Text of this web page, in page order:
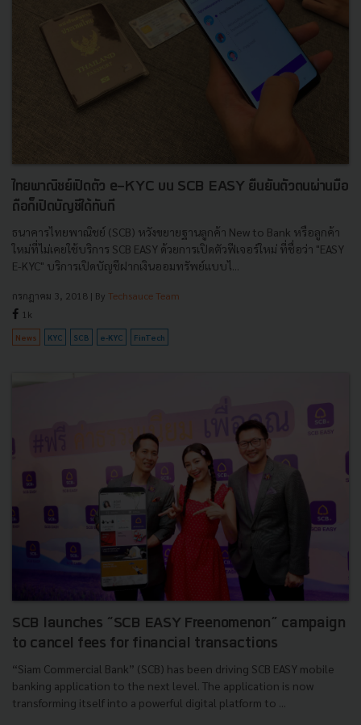
ไทยพาณิชย์เปิดตัว e-KYC บน SCB EASY ยืนยันตัวตนผ่านมือ
ถือก็เปิดบัญชีได้ทันที
ธนาคารไทยพาณิชย์ (SCB) หวังขยายฐานลูกค้า New to Bank หรือลูกค้า
ใหม่ที่ไม่เคยใช้บริการ SCB EASY ด้วยการเปิดตัวฟีเจอร์ใหม่ ที่ชื่อว่า "EASY
E-KYC" บริการเปิดบัญชีฝากเงินออมทรัพย์แบบไ...
กรกฎาคม 3, 2018 | By Techsauce Team
1k
News KYC SCB e-KYC FinTech
SCB launches “SCB EASY Freenomenon” campaign
to cancel fees for financial transactions
“Siam Commercial Bank” (SCB) has been driving SCB EASY mobile
banking application to the next level. The application is now
transforming itself into a powerful digital platform to ...